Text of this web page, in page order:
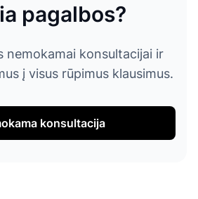
pagalbos?
nemokamai konsultacijai ir
į visus rūpimus klausimus.
konsultacija